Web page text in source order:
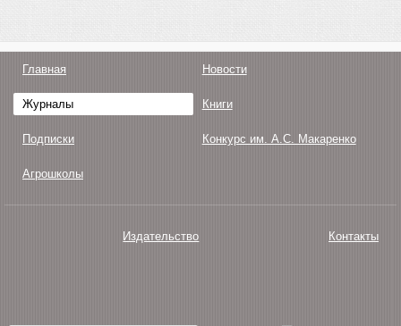
Главная Новости
Журналы Книги
Подписки Конкурс им. А.С. Макаренко
Агрошколы
Издательство Контакты